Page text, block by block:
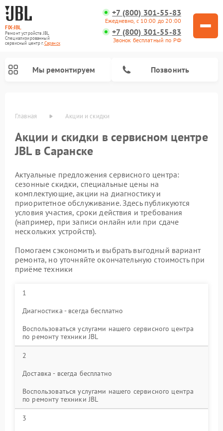
FIX-JBL
Ремонт устройств JBL
Специализированный
cервисный центр г.Саранск
+7 (800) 301-55-83
Ежедневно, с 10:00 до 20:00
+7 (800) 301-55-83
Звонок бесплатный по РФ
Мы ремонтируем Позвонить
Главная Акции и скидки
Акции и скидки в сервисном центре
JBL в Саранске
Актуальные предложения сервисного центра:
сезонные скидки, специальные цены на
комплектующие, акции на диагностику и
приоритетное обслуживание. Здесь публикуются
условия участия, сроки действия и требования
(например, при записи онлайн или при сдаче
нескольких устройств).
Помогаем сэкономить и выбрать выгодный вариант
ремонта, но уточняйте окончательную стоимость при
приёме техники
1
Диагностика - всегда бесплатно
Воспользоваться услугами нашего сервисного центра
по ремонту техники JBL
2
Доставка - всегда бесплатно
Воспользоваться услугами нашего сервисного центра
по ремонту техники JBL
3